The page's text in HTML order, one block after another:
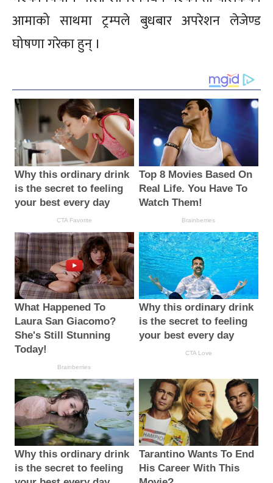
आमाको साथमा ट्रम्पले बुधबार अपरेशन लेजेण्ड
घोषणा गरेका हुन् ।